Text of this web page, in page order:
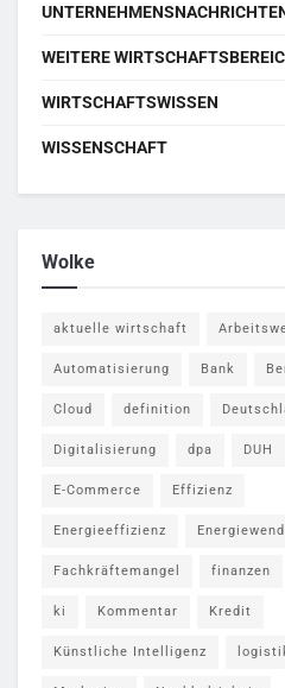
WEITERE
WIRTSCHAFTSWISSEN
WISSENSCHAFT
Wolke
aktuelle wirtschaft
Automatisierung Bank
Cloud definition
Digitalisierung dpa DUH
E-Commerce Effizienz
Energieeffizienz
Fachkräftemangel finanzen
ki Kommentar Kredit
Künstliche Intelligenz